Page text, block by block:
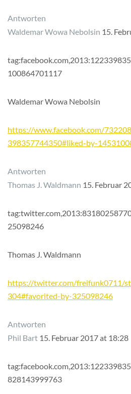
Antworten
Waldemar Wowa Nebolsin 15.
100864701117
Waldemar Wowa Nebolsin
https://www.facebook.com/
398357744350#liked-by-
Antworten
Thomas J. Waldmann 15. Februar
25098246
Thomas J. Waldmann
https://twitter.com/freifunk0711/
304#favorited-by-325098246
Antworten
Phil Bart 15. Februar 2017 at 18:28
828143999763